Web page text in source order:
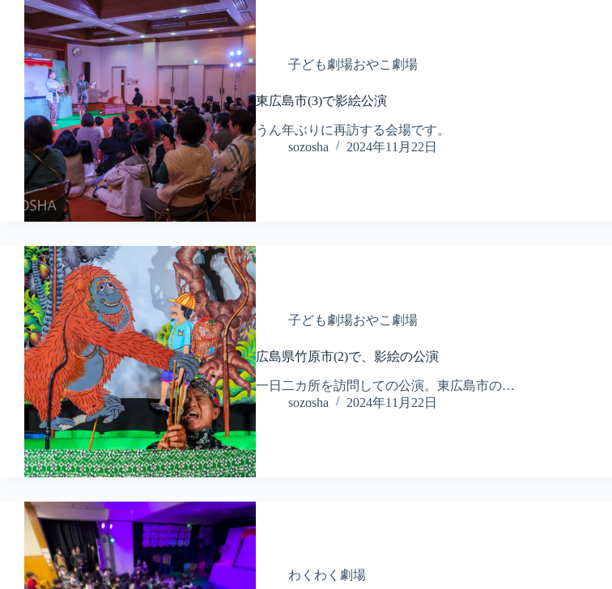
子ども劇場おやこ劇場
東広島市(3)で影絵公演
うん年ぶりに再訪する会場です。
sozosha
2024年11月22日
子ども劇場おやこ劇場
広島県竹原市(2)で、影絵の公演
一日二カ所を訪問しての公演。東広島市の…
sozosha
2024年11月22日
わくわく劇場